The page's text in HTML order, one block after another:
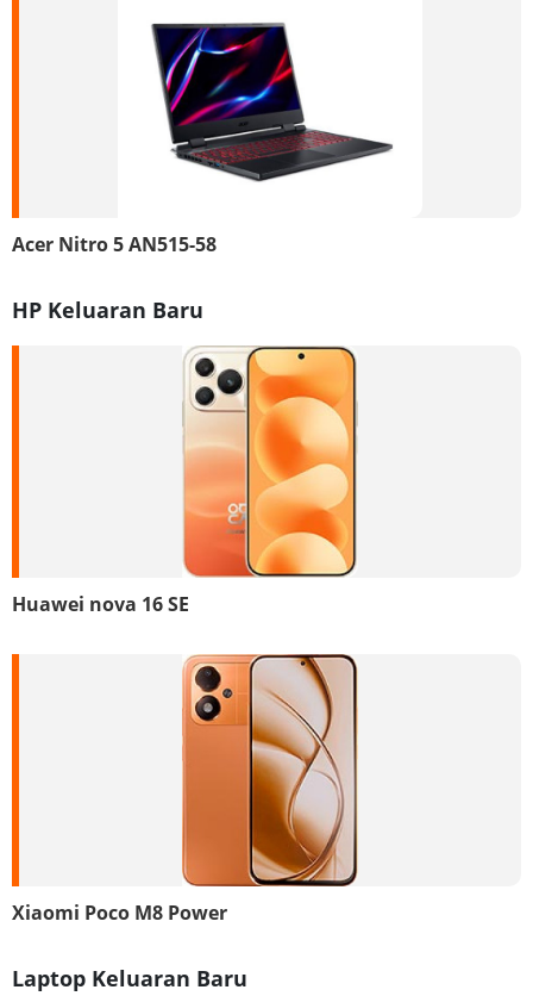
Acer Nitro 5 AN515-58
HP Keluaran Baru
Huawei nova 16 SE
Xiaomi Poco M8 Power
Laptop Keluaran Baru